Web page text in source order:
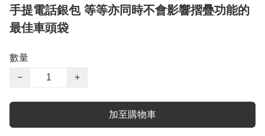
手提電話銀包 等等亦同時不會影響摺疊功能的
最佳車頭袋
數量
−
+
加至購物車